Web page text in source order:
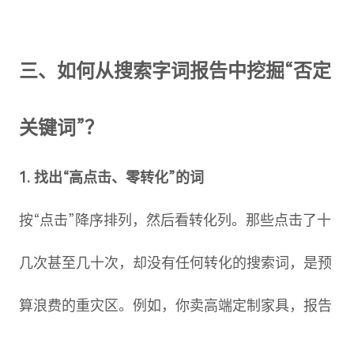
三、如何从搜索字词报告中挖掘“否定
关键词”？
1. 找出“高点击、零转化”的词
按“点击”降序排列，然后看转化列。那些点击了十
几次甚至几十次，却没有任何转化的搜索词，是预
算浪费的重灾区。例如，你卖高端定制家具，报告